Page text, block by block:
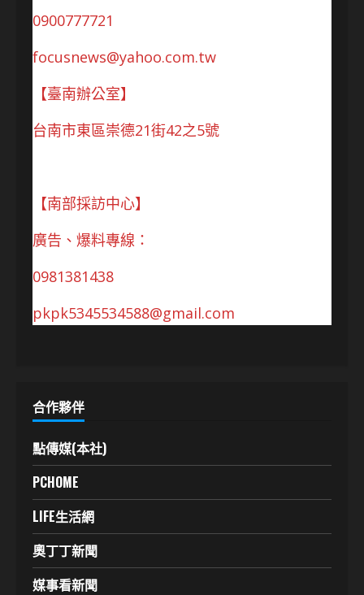
0900777721
focusnews@yahoo.com.tw
【臺南辦公室】
台南市東區崇德21街42之5號
【南部採訪中心】
廣告、爆料專線：
0981381438
pkpk5345534588@gmail.com
合作夥伴
點傳媒(本社)
PCHOME
LIFE生活網
奧丁丁新聞
媒事看新聞